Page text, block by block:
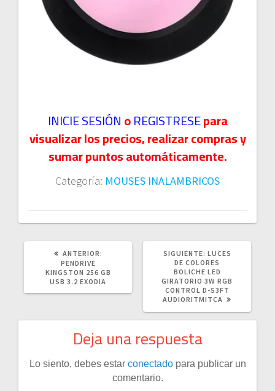
INICIE SESIÓNoREGISTRESEpara
visualizar los precios, realizar compras y
sumar puntos automáticamente.
Categoría: MOUSES INALAMBRICOS
ANTERIOR:
PENDRIVE
KINGSTON 256 GB
USB 3.2 EXODIA
SIGUIENTE: SIGUIENTE
POST:
LUCES
DE COLORES
BOLICHE LED
GIRATORIO 3W RGB
CONTROL D-S3FT
AUDIORITMITCA
Deja una respuesta
Lo siento, debes estar conectadopara publicar un
comentario.